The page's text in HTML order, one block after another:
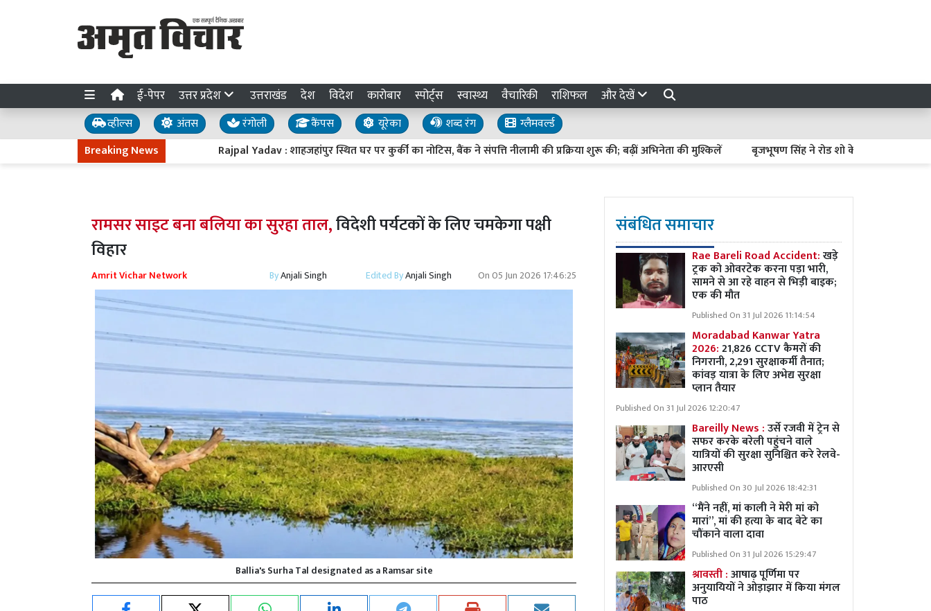
ई-पेपर उत्तर प्रदेश उत्तराखंड देश विदेश कारोबार स्पोर्ट्स स्वास्थ्य वैचारिकी राशिफल और देखें
व्हील्स अंतस रंगोली कैंपस यूरेका शब्द रंग
ग्लैमवर्ल्ड
Breaking News
Rajpal Yadav : शाहजहांपुर स्थित घर पर कुर्की का नोटिस, बैंक ने संपत्ति नीलामी की प्रक्रिया शुरू की; बढ़ीं अभिनेता की मुश्किलें बृजभूषण सिंह ने रोड शो के जरिए दिखाई ताकत,
रामसर साइट बना बलिया का सुरहा ताल,विदेशी पर्यटकों के लिए चमकेगा पक्षी
विहार
Amrit Vichar Network ByAnjali Singh Edited ByAnjali Singh On05 Jun 2026 17:46:25
Ballia's Surha Tal designated as a Ramsar site
संबंधित समाचार
Rae Bareli Road Accident:खड़े
ट्रक को ओवरटेक करना पड़ा भारी,
सामने से आ रहे वाहन से भिड़ी बाइक;
एक की मौत
Published On 31 Jul 2026 11:14:54
Moradabad Kanwar Yatra
2026:21,826 CCTV कैमरों की
निगरानी, 2,291 सुरक्षाकर्मी तैनात;
कांवड़ यात्रा के लिए अभेद्य सुरक्षा
प्लान तैयार
Published On 31 Jul 2026 12:20:47
Bareilly News :उर्से रजवी में ट्रेन से
सफर करके बरेली पहुंचने वाले
यात्रियों की सुरक्षा सुनिश्चित करे रेलवे-
आरएसी
Published On 30 Jul 2026 18:42:31
“मैंने नहीं, मां काली ने मेरी मां को
मारां”, मां की हत्या के बाद बेटे का
चौंकाने वाला दावा
Published On 31 Jul 2026 15:29:47
श्रावस्ती :आषाढ़ पूर्णिमा पर
अनुयायियों ने ओड़ाझार में किया मंगल
पाठ